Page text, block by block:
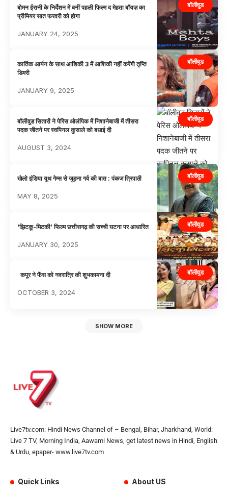
बॉलीवुड
बोमन ईरानी के निर्देशन में बनीं पहली फिल्म द मेहता बॉयज़ का
प्रीमियर सात फरवरी को होगा
JANUARY 24, 2025
बॉलीवुड
कार्तिक आर्यन के साथ आशिकी 3 में आशिकी नहीं करेंगी तृप्ति
डिमरी
JANUARY 9, 2025
बॉलीवुड
बॉलीवुड सितारों ने पेरिस ओलंपिक में निशानेबाजी में तीसरा
पदक जीतने पर स्वपिनल कुसाले को बधाई दी
AUGUST 3, 2024
बॉलीवुड
खेलो इंडिया यूथ गेम्स से जुड़ना गर्व की बात : पंकज त्रिपाठी
MAY 8, 2025
बॉलीवुड
‘झिटकू-मिटकी’ फिल्म छत्तीसगढ़ की सच्ची घटना पर आधारित
JANUARY 30, 2025
बॉलीवुड
कपूर ने फैंस को नवरात्रि की शुभकामना दी
OCTOBER 3, 2024
SHOW MORE
Live7tv.com: Hindi News Channel of – Bengal, Bihar, Jharkhand, World:
Live 7 TV, Morning India, Aawami News, get latest news in Hindi, English
& Urdu, epaper- www.live7tv.com
Quick Links About US